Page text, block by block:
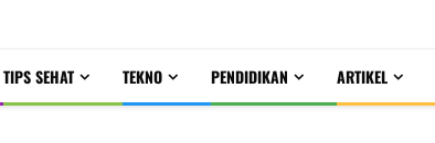
TIPS SEHAT TEKNO PENDIDIKAN ARTIKEL